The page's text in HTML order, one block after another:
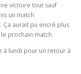
victoire tout sauf
un match
aurait pu encré plus
prochain match.
à lundi pour un retour à